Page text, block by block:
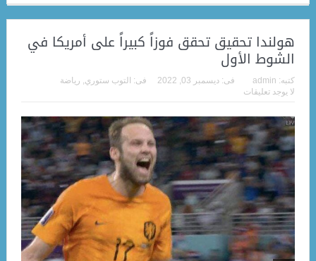
هولندا تحقيق تحقق فوزاً كبيراً على أمريكا في
الشوط الأول
كتبه: admin فى: ديسمبر 03, 2022 فى: التوب ستوري, رياضة
لا يوجد تعليقات